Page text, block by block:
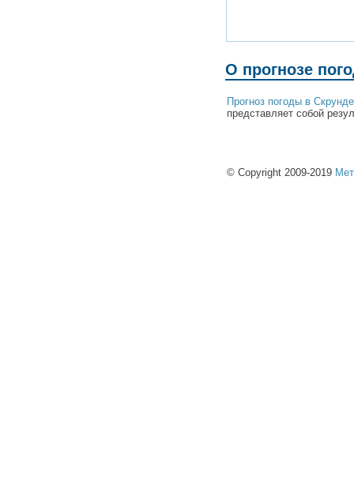
О прогнозе
Прогноз погоды в
представляет собой
© Copyright 2009-2019